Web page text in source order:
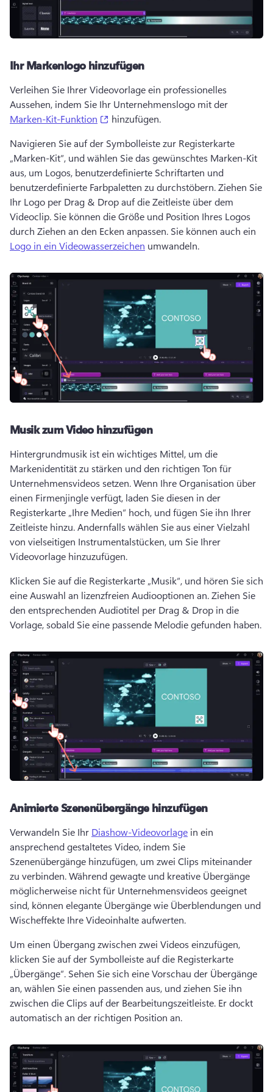
Ihr Markenlogo hinzufügen
Verleihen Sie Ihrer Videovorlage ein professionelles
Aussehen, indem Sie Ihr Unternehmenslogo mit der
Marken-Kit-Funktion
(opens in a new tab)
hinzufügen.
Navigieren Sie auf der Symbolleiste zur Registerkarte
„Marken-Kit“, und wählen Sie das gewünschtes Marken-Kit
aus, um Logos, benutzerdefinierte Schriftarten und
benutzerdefinierte Farbpaletten zu durchstöbern. Ziehen Sie
Ihr Logo per Drag & Drop auf die Zeitleiste über dem
Videoclip. Sie können die Größe und Position Ihres Logos
durch Ziehen an den Ecken anpassen. Sie können auch ein
Logo in ein Videowasserzeichen umwandeln.
Musik zum Video hinzufügen
Hintergrundmusik ist ein wichtiges Mittel, um die
Markenidentität zu stärken und den richtigen Ton für
Unternehmensvideos setzen. Wenn Ihre Organisation über
einen Firmenjingle verfügt, laden Sie diesen in der
Registerkarte „Ihre Medien“ hoch, und fügen Sie ihn Ihrer
Zeitleiste hinzu. Andernfalls wählen Sie aus einer Vielzahl
von vielseitigen Instrumentalstücken, um Sie Ihrer
Videovorlage hinzuzufügen.
Klicken Sie auf die Registerkarte „Musik“, und hören Sie sich
eine Auswahl an lizenzfreien Audiooptionen an. Ziehen Sie
den entsprechenden Audiotitel per Drag & Drop in die
Vorlage, sobald Sie eine passende Melodie gefunden haben.
Animierte Szenenübergänge hinzufügen
Verwandeln Sie Ihr Diashow-Videovorlage in ein
ansprechend gestaltetes Video, indem Sie
Szenenübergänge hinzufügen, um zwei Clips miteinander
zu verbinden. Während gewagte und kreative Übergänge
möglicherweise nicht für Unternehmensvideos geeignet
sind, können elegante Übergänge wie Überblendungen und
Wisch­effekte Ihre Videoinhalte aufwerten.
Um einen Übergang zwischen zwei Videos einzufügen,
klicken Sie auf der Symbolleiste auf die Registerkarte
„Übergänge“. Sehen Sie sich eine Vorschau der Übergänge
an, wählen Sie einen passenden aus, und ziehen Sie ihn
zwischen die Clips auf der Bearbeitungszeitleiste. Er dockt
automatisch an der richtigen Position an.